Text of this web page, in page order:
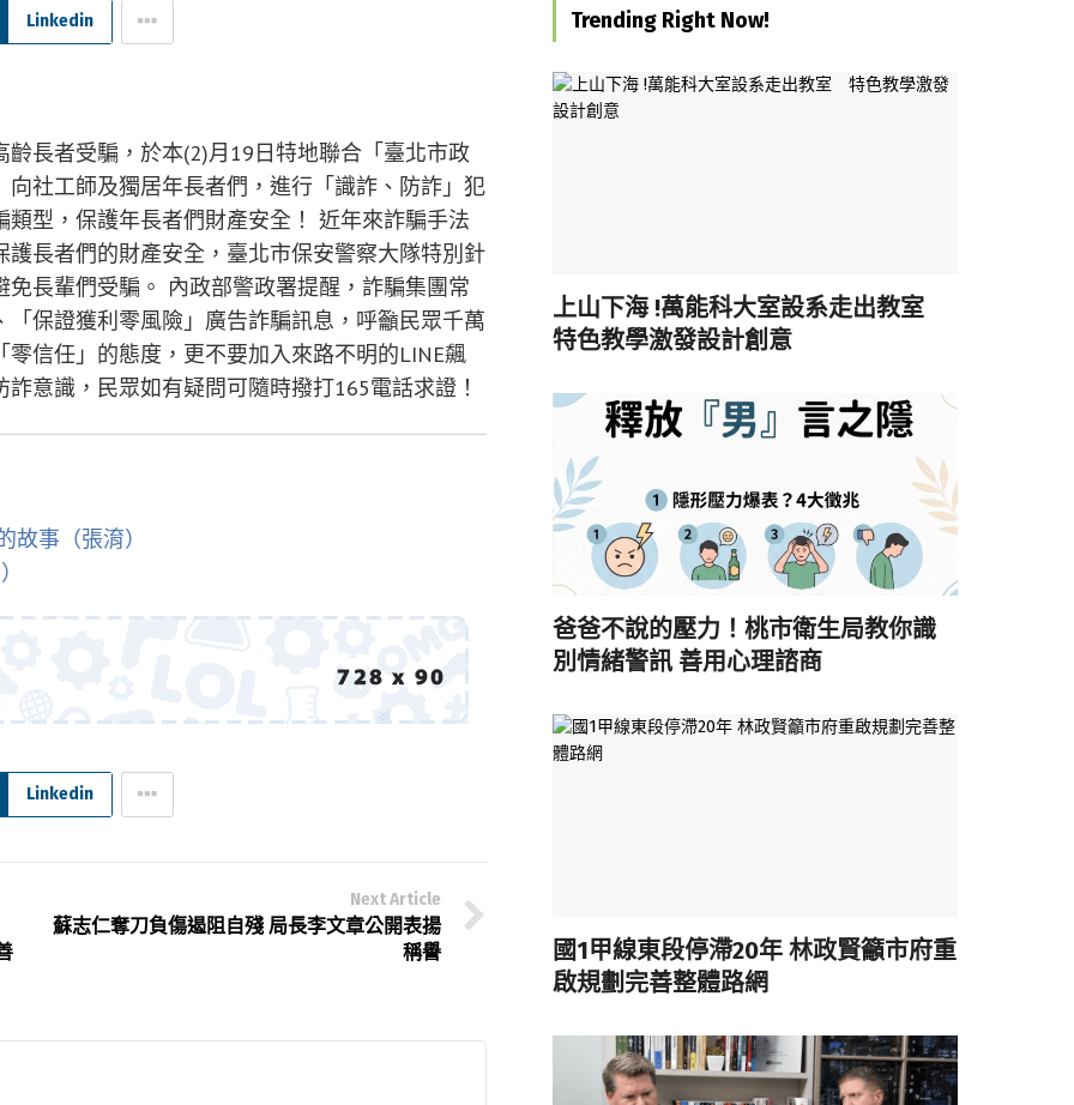
Linkedin
長者受騙，於本(2)月19日特地聯合「臺北市政
社工師及獨居年長者們，進行「識詐、防詐」犯
型，保護年長者們財產安全！ 近年來詐騙手法
長者們的財產安全，臺北市保安警察大隊特別針
長輩們受騙。 內政部警政署提醒，詐騙集團常
保證獲利零風險」廣告詐騙訊息，呼籲民眾千萬
信任」的態度，更不要加入來路不明的LINE飆
意識，民眾如有疑問可隨時撥打165電話求證！
事（張淯）
Linkedin
Next Article
蘇志仁奪刀負傷遏阻自殘 局長李文章公開表揚
稱譽
Trending Right Now!
上山下海 !萬能科大室設系走出教室
特色教學激發設計創意
爸爸不說的壓力！桃市衛生局教你識
別情緒警訊 善用心理諮商
國1甲線東段停滯20年 林政賢籲市府重
啟規劃完善整體路網